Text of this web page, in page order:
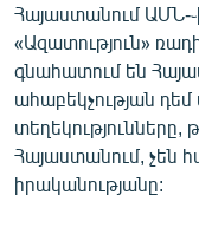
Հայաստանում ԱՄՆ-
«Ազատություն»
գնահատում են
ահաբեկչության
Հայաստանում,
իրականությանը: